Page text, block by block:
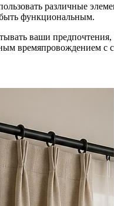
различные
функциональным.
ваши
времяпровождением с